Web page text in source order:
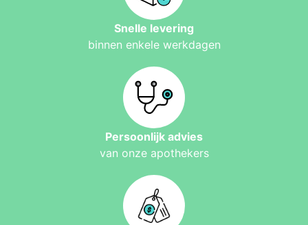
Snelle levering
binnen enkele werkdagen
Persoonlijk advies
van onze apothekers